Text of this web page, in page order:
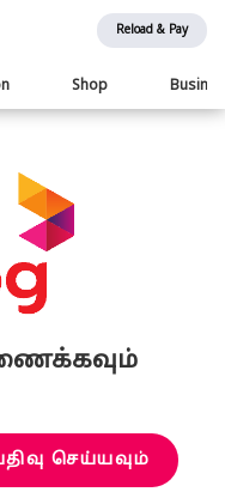
Reload & Pay
Shop
செய்யவும்